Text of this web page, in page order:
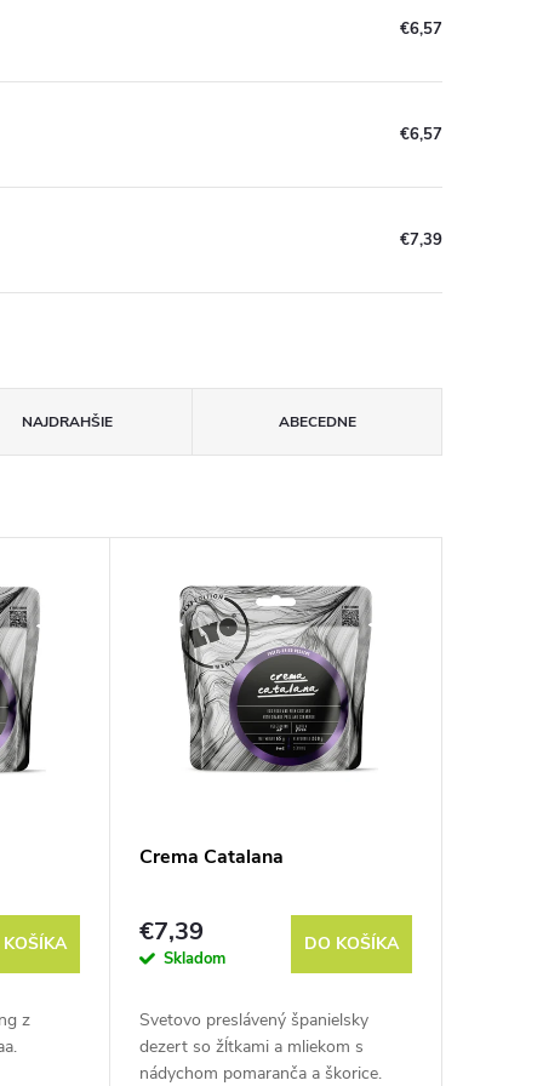
€6,57
€6,57
€7,39
NAJDRAHŠIE ABECEDNE
z
Crema Catalana
€7,39
Skladom
DO KOŠÍKA
Svetovo preslávený španielsky
dezert so žĺtkami a mliekom s
nádychom pomaranča a škorice.